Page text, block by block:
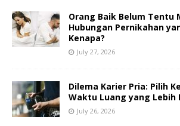
Orang Baik Belum Tentu
Hubungan Pernikahan
Kenapa?
July 27, 2026
Dilema Karier Pria: Pilih
Waktu Luang yang Lebih
July 26, 2026